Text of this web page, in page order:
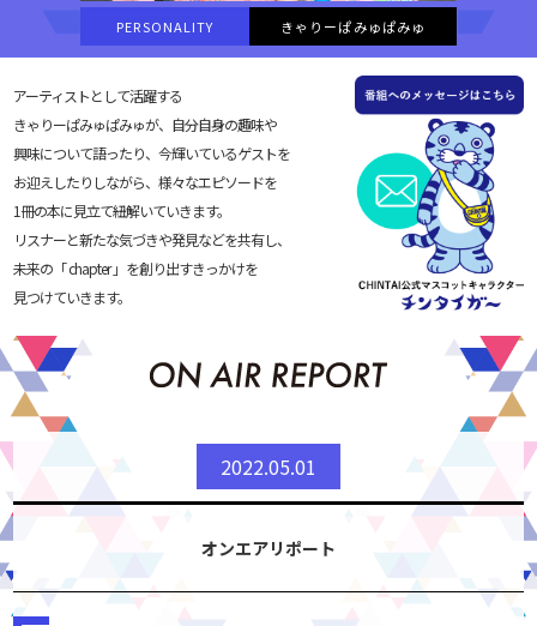
PERSONALITY きゃりーぱみゅぱみゅ
アーティストとして活躍する
きゃりーぱみゅぱみゅが、自分自身の趣味や
興味について語ったり、今輝いているゲストを
お迎えしたりしながら、様々なエピソードを
1冊の本に見立て紐解いていきます。
リスナーと新たな気づきや発見などを共有し、
未来の「 chapter 」を創り出すきっかけを
見つけていきます。
2022.05.01
オンエアリポート